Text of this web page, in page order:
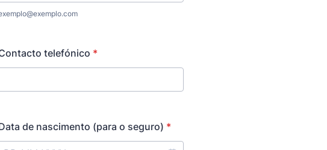
telefónico *
de nascimento (para o seguro) *